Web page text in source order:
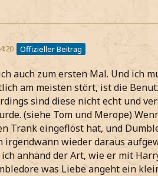
Offizieller Beitrag
auch zum ersten Mal. Und ich
am meisten stört, ist die
sind diese nicht echt und
(siehe Tom und Merope)
Trank eingeflöst hat, und
irgendwann wieder daraus
anhand der Art, wie er mit
was Liebe angeht ein